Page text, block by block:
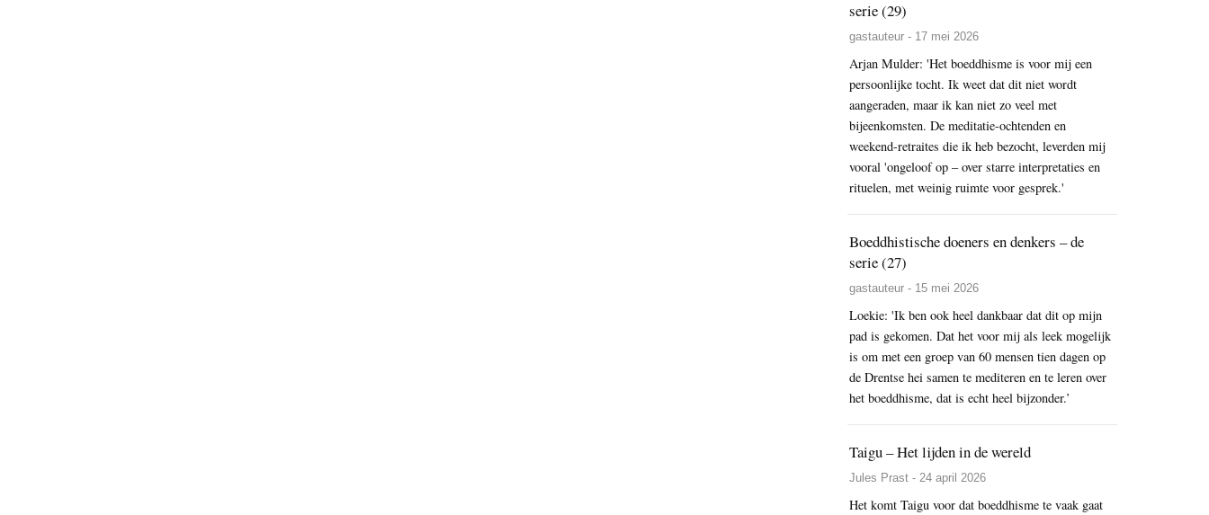
serie (29)
gastauteur - 17 mei 2026
Arjan Mulder: 'Het boeddhisme is voor mij een
persoonlijke tocht. Ik weet dat dit niet wordt
aangeraden, maar ik kan niet zo veel met
bijeenkomsten. De meditatie-ochtenden en
weekend-retraites die ik heb bezocht, leverden mij
vooral 'ongeloof op – over starre interpretaties en
rituelen, met weinig ruimte voor gesprek.'
Boeddhistische doeners en denkers – de
serie (27)
gastauteur - 15 mei 2026
Loekie: 'Ik ben ook heel dankbaar dat dit op mijn
pad is gekomen. Dat het voor mij als leek mogelijk
is om met een groep van 60 mensen tien dagen op
de Drentse hei samen te mediteren en te leren over
het boeddhisme, dat is echt heel bijzonder.’
Taigu – Het lijden in de wereld
Jules Prast - 24 april 2026
Het komt Taigu voor dat boeddhisme te vaak gaat